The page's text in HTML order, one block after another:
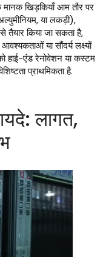
खिड़कियाँ आम तौर पर
या लकड़ी),
तैयार किया जा सकता है,
या सौंदर्य लक्ष्यों
हाई-एंड रेनोवेशन या कस्टम
प्राथमिकता है.
लागत,